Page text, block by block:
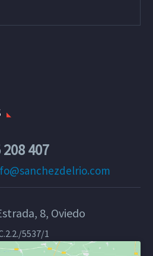
208 407
8, Oviedo
5537/1